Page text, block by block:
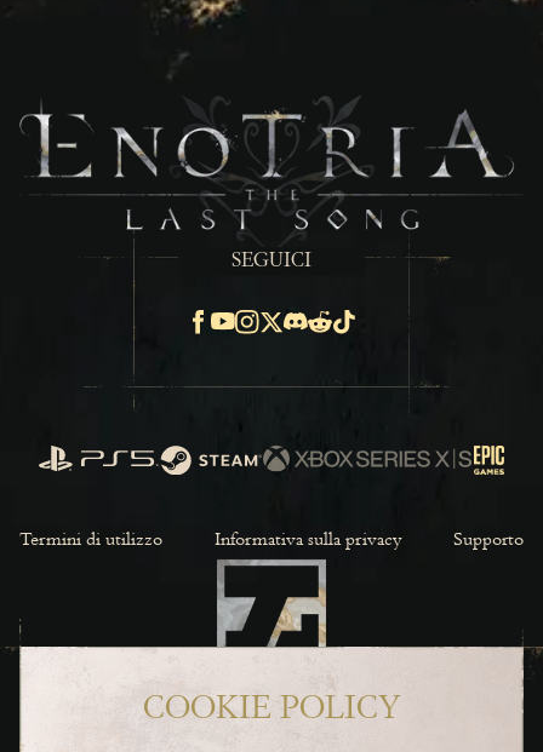
COOKIE POLICY
SEGUICI
PlayStation Steam Xbox Series X/S Epic
Termini di utilizzo Informativa sulla privacy Supporto